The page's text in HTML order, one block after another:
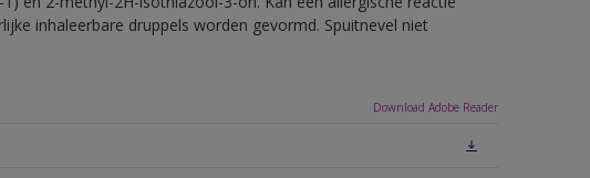
inhaleerbare druppels worden gevormd. Spuitnevel niet
Download Adobe Reader